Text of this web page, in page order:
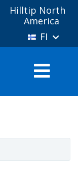
Hilltip North
America
FI